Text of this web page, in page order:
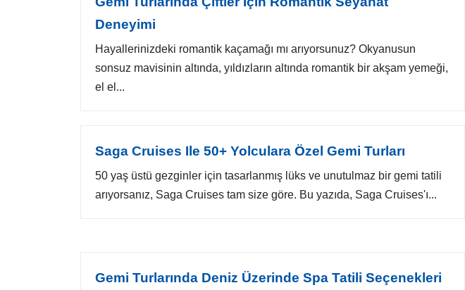
Deneyimi
Hayallerinizdeki romantik kaçamağı mı arıyorsunuz? Okyanusun
sonsuz mavisinin altında, yıldızların altında romantik bir akşam yemeği,
el el...
Saga Cruises Ile 50+ Yolculara Özel Gemi Turları
50 yaş üstü gezginler için tasarlanmış lüks ve unutulmaz bir gemi tatili
arıyorsanız, Saga Cruises tam size göre. Bu yazıda, Saga Cruises'ı...
Gemi Turlarında Deniz Üzerinde Spa Tatili Seçenekleri